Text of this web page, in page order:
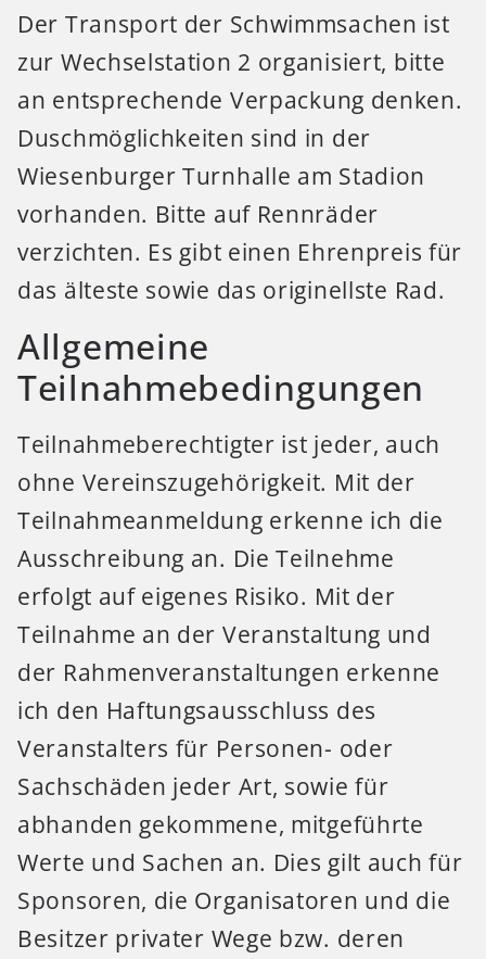
Der Transport der Schwimmsachen ist
zur Wechselstation 2 organisiert, bitte
an entsprechende Verpackung denken.
Duschmöglichkeiten sind in der
Wiesenburger Turnhalle am Stadion
vorhanden. Bitte auf Rennräder
verzichten. Es gibt einen Ehrenpreis für
das älteste sowie das originellste Rad.
Allgemeine
Teilnahmebedingungen
Teilnahmeberechtigter ist jeder, auch
ohne Vereinszugehörigkeit. Mit der
Teilnahmeanmeldung erkenne ich die
Ausschreibung an. Die Teilnehme
erfolgt auf eigenes Risiko. Mit der
Teilnahme an der Veranstaltung und
der Rahmenveranstaltungen erkenne
ich den Haftungsausschluss des
Veranstalters für Personen- oder
Sachschäden jeder Art, sowie für
abhanden gekommene, mitgeführte
Werte und Sachen an. Dies gilt auch für
Sponsoren, die Organisatoren und die
Besitzer privater Wege bzw. deren